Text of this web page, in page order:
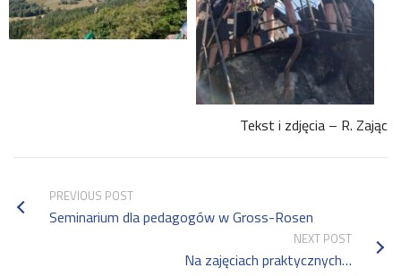
Tekst i zdjęcia – R. Zając
PREVIOUS POST
Seminarium dla pedagogów w Gross-Rosen
NEXT POST
Na zajęciach praktycznych…